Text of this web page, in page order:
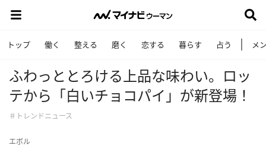
トップ 働く 整える 磨く 恋する 暮らす 占う メ
ふわっととろける上品な味わい。ロッ
テから「白いチョコパイ」が新登場！
＃トレンドニュース
エボル